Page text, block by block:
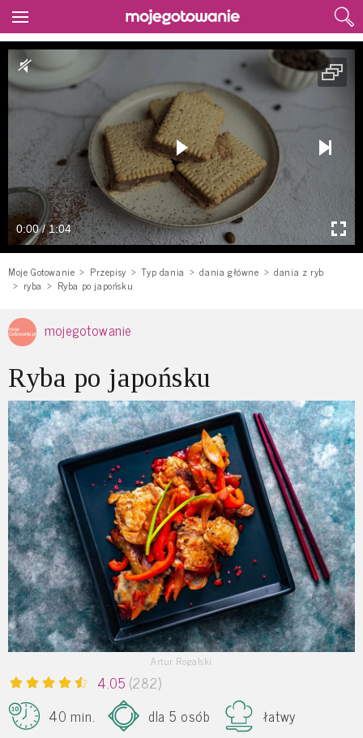
0:00 / 1:04
Moje Gotowanie Przepisy Typ dania dania główne
dania z ryb
ryba
Ryba po japońsku
mojegotowanie
Ryba po japońsku
Artur Rogalski
4.05 (282)
40 min.
dla 5 osób łatwy